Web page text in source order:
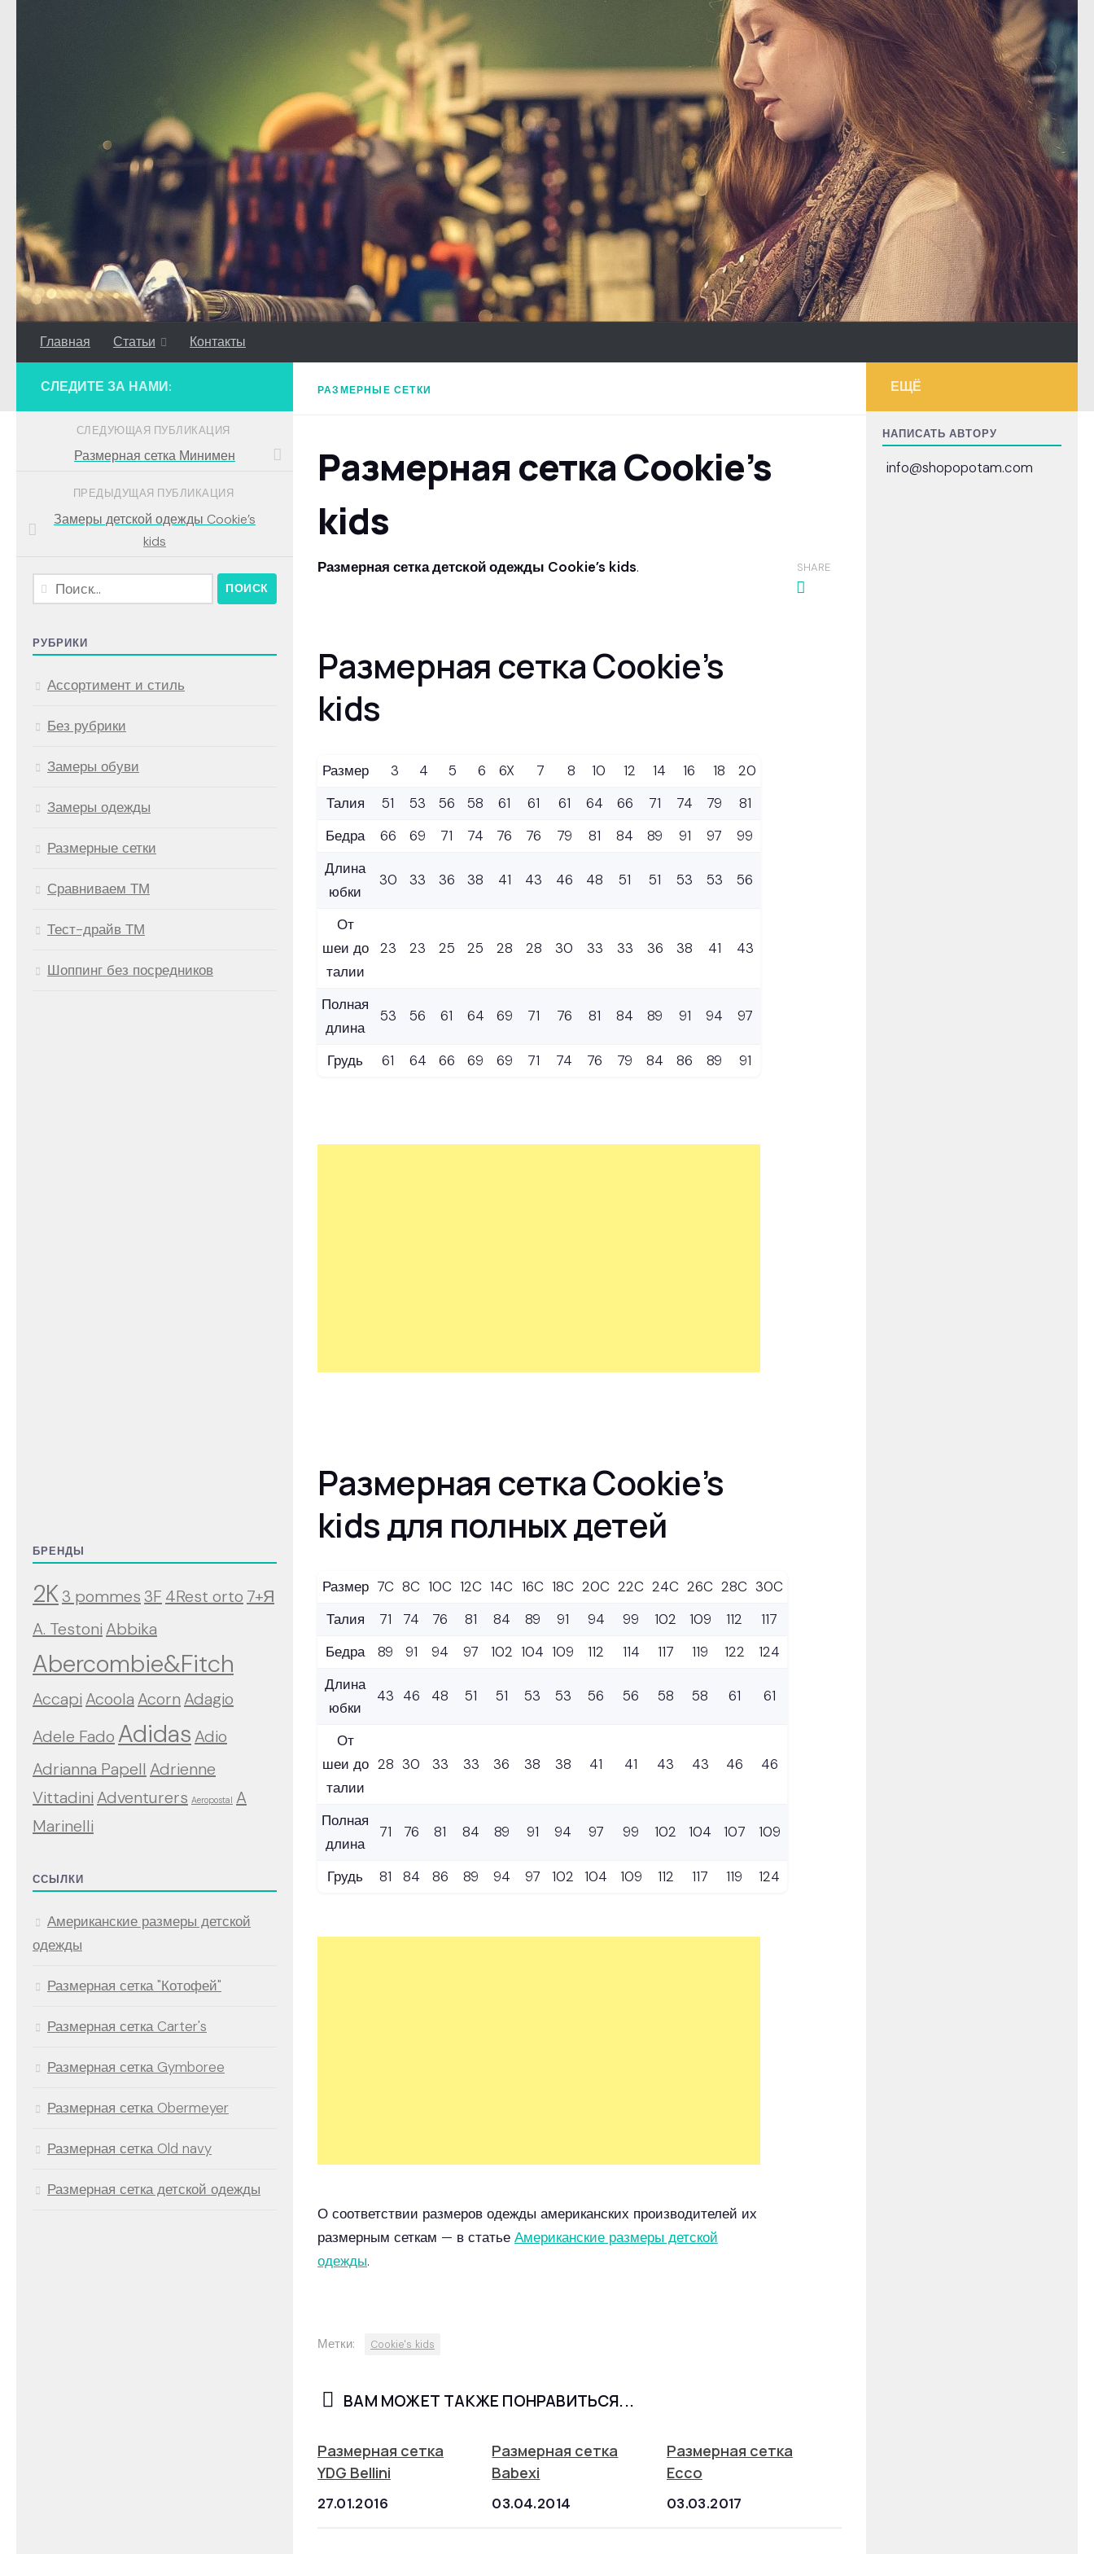
Главная Статьи Контакты
РАЗМЕРНЫЕ СЕТКИ
Размерная сетка Cookie’s
kids
Размерная сетка детской одежды Cookie’s kids.
Размерная сетка Cookie’s
kids
Размер 3 4 5 6 6X 7 8 10 12 14 16 18
20
Талия
51 53 56 58 61 61 61 64 66 71 74 79
81
Бедра
66 69 71 74 76 76 79 81 84 89 91 97
99
Длина
юбки
30 33 36 38 41 43 46 48 51 51 53 53 56
От
шеи до
талии
23 23 25 25 28 28 30 33 33 36 38 41 43
Полная
длина
53 56 61 64 69 71 76 81 84 89 91 94 97
Грудь 61 64 66 69 69 71 74 76 79 84 86 89 91
Размерная сетка Cookie’s
kids для полных детей
Размер 7C 8C 10C 12C 14C 16C 18C 20C 22C 24C 26C 28C 30C
Талия
71 74 76 81 84 89 91 94 99 102 109 112
117
Бедра
89 91 94 97 102 104 109 112 114 117 119 122
124
Длина
юбки
43 46 48 51 51 53 53 56 56 58 58 61 61
От
шеи до
талии
28 30 33 33 36 38 38 41 41 43 43 46 46
Полная
длина
71 76 81 84 89 91 94 97 99 102 104 107 109
Грудь 81 84 86 89 94 97 102 104 109 112 117 119 124
О соответствии размеров одежды американских производителей их
размерным сеткам — в статье Американские размеры детской
одежды.
SHARE
Метки: Cookie's kids
ВАМ МОЖЕТ ТАКЖЕ ПОНРАВИТЬСЯ...
Размерная сетка
YDG Bellini
27.01.2016
Размерная сетка
Babexi
03.04.2014
Размерная сетка
Ecco
03.03.2017
СЛЕДИТЕ ЗА НАМИ:
СЛЕДУЮЩАЯ ПУБЛИКАЦИЯ
Размерная сетка Минимен
ПРЕДЫДУЩАЯ ПУБЛИКАЦИЯ
Замеры детской одежды Cookie’s
kids
Найти:
РУБРИКИ
Ассортимент и стиль
Без рубрики
Замеры обуви
Замеры одежды
Размерные сетки
Сравниваем ТМ
Тест-драйв ТМ
Шоппинг без посредников
БРЕНДЫ
2K3 pommes3F 4Rest orto 7+Я
A. Testoni Abbika
Abercombie&Fitch
Accapi Acoola Acorn Adagio
Adele Fado Adidas Adio
Adrianna Papell Adrienne
Vittadini Adventurers Aeropostal A
Marinelli
ССЫЛКИ
Американские размеры детской
одежды
Размерная сетка "Котофей"
Размерная сетка Carter's
Размерная сетка Gymboree
Размерная сетка Obermeyer
Размерная сетка Old navy
Размерная сетка детской одежды
ЕЩЁ
НАПИСАТЬ АВТОРУ
info@shopopotam.com